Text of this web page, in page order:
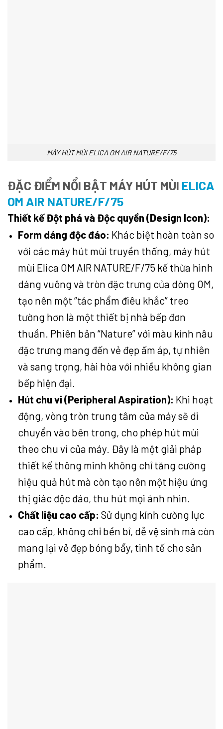
MÁY HÚT MÙI ELICA OM AIR NATURE/F/75
ĐẶC ĐIỂM NỔI BẬT MÁY HÚT MÙI ELICA
OM AIR NATURE/F/75
Thiết kế Đột phá và Độc quyền (Design Icon):
Form dáng độc đáo: Khác biệt hoàn toàn so
với các máy hút mùi truyền thống, máy hút
mùi Elica OM AIR NATURE/F/75 kế thừa hình
dáng vuông và tròn đặc trưng của dòng OM,
tạo nên một “tác phẩm điêu khắc” treo
tường hơn là một thiết bị nhà bếp đơn
thuần. Phiên bản “Nature” với màu kính nâu
đặc trưng mang đến vẻ đẹp ấm áp, tự nhiên
và sang trọng, hài hòa với nhiều không gian
bếp hiện đại.
Hút chu vi (Peripheral Aspiration): Khi hoạt
động, vòng tròn trung tâm của máy sẽ di
chuyển vào bên trong, cho phép hút mùi
theo chu vi của máy. Đây là một giải pháp
thiết kế thông minh không chỉ tăng cường
hiệu quả hút mà còn tạo nên một hiệu ứng
thị giác độc đáo, thu hút mọi ánh nhìn.
Chất liệu cao cấp: Sử dụng kính cường lực
cao cấp, không chỉ bền bỉ, dễ vệ sinh mà còn
mang lại vẻ đẹp bóng bẩy, tinh tế cho sản
phẩm.